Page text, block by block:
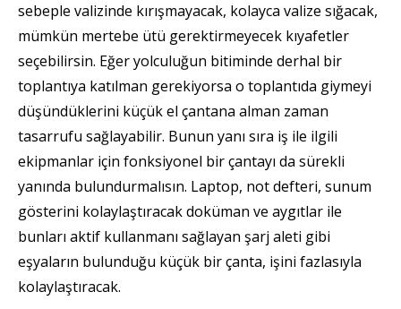
sebeple valizinde kırışmayacak, kolayca valize sığacak,
mümkün mertebe ütü gerektirmeyecek kıyafetler
seçebilirsin. Eğer yolculuğun bitiminde derhal bir
toplantıya katılman gerekiyorsa o toplantıda giymeyi
düşündüklerini küçük el çantana alman zaman
tasarrufu sağlayabilir. Bunun yanı sıra iş ile ilgili
ekipmanlar için fonksiyonel bir çantayı da sürekli
yanında bulundurmalısın. Laptop, not defteri, sunum
gösterini kolaylaştıracak doküman ve aygıtlar ile
bunları aktif kullanmanı sağlayan şarj aleti gibi
eşyaların bulunduğu küçük bir çanta, işini fazlasıyla
kolaylaştıracak.